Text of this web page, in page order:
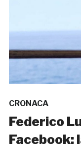
CRONACA
Federico
Facebook: